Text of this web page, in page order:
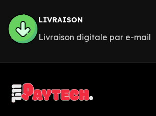
LIVRAISON
Livraison digitale par e-mail